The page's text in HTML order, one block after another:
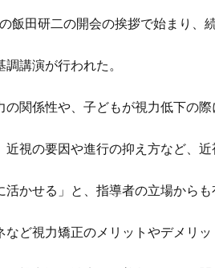
田研二の開会の挨拶で始まり、
講演が行われた。
関係性や、子どもが視力低下の際
視の要因や進行の抑え方など、近
かせる」と、指導者の立場からも
ど視力矯正のメリットやデメリッ